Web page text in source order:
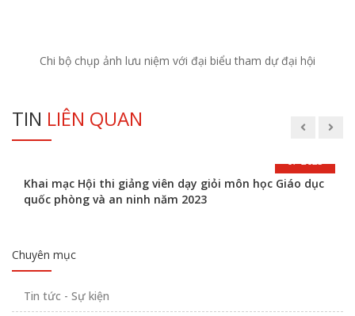
Chi bộ chụp ảnh lưu niệm với đại biểu tham dự đại hội
TIN LIÊN QUAN
07-2023
Khai mạc Hội thi giảng viên dạy giỏi môn học Giáo dục
quốc phòng và an ninh năm 2023
Chuyên mục
Tin tức - Sự kiện